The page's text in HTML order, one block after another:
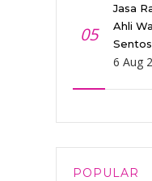
05
Jasa
Ahli
6 Aug
POPULAR